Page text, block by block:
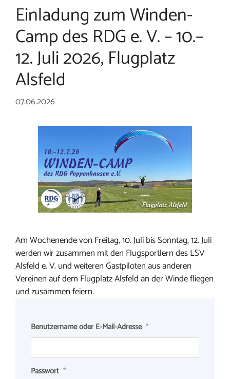
Einladung zum Winden-
Camp des RDG e. V. – 10.–
12. Juli 2026, Flugplatz
Alsfeld
07.06.2026
Am Wochenende von Freitag, 10. Juli bis Sonntag, 12. Juli
werden wir zusammen mit den Flugsportlern des LSV
Alsfeld e. V. und weiteren Gastpiloten aus anderen
Vereinen auf dem Flugplatz Alsfeld an der Winde fliegen
und zusammen feiern.
Benutzername oder E-Mail-Adresse *
Passwort *